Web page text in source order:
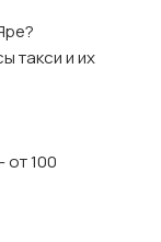
такси и их
от 100